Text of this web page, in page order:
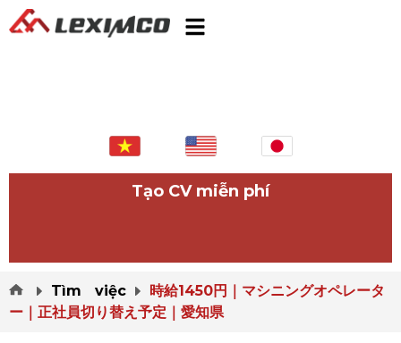
Tạo CV miễn phí
Tìm việc
時給1450円｜マシニングオペレータ
ー｜正社員切り替え予定｜愛知県